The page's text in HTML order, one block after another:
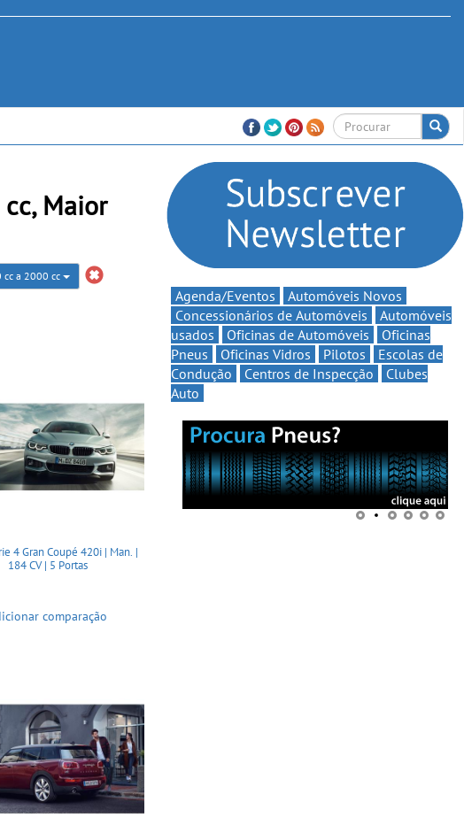
Maior
cc a 2000 cc
4 Gran Coupé 420i | Man. |
184 CV | 5 Portas
comparação
Agenda/Eventos
Automóveis Novos
Concessionários de Automóveis
Automóveis
usados
Oficinas de Automóveis
Oficinas
Pneus
Oficinas Vidros Pilotos
Escolas de
Condução
Centros de Inspecção
Clubes
Auto